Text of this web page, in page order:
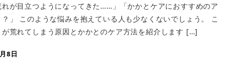
れが目立つようになってきた……」「かかとケアにおすすめのア
」 このような悩みを抱えている人も少なくないでしょう。 こ
荒れてしまう原因とかかとのケア方法を紹介します […]
8日